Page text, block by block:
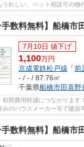
うれしい、ペット相談可の物
住まいがどれだけあなたの...
数料無料】船橋市田喜野井 建築
7月10日 値下げ
1,100万円
京成電鉄松戸線 「前
- / - / 87.76㎡
千葉県船橋市田喜野
初期費用軽減につながります
みのハウスメーカー等で建築
数料無料】船橋市田喜野井 建築